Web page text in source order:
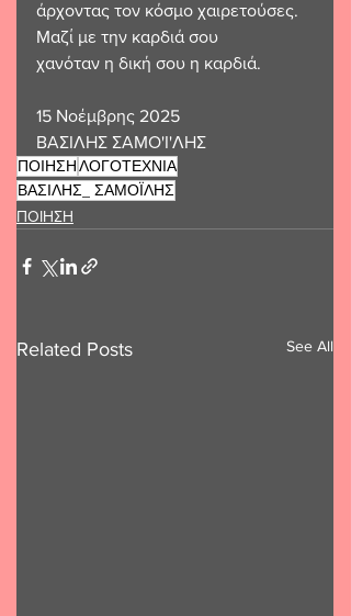
άρχοντας τον κόσμο χαιρετούσες.
Μαζί με την καρδιά σου
χανόταν η δική σου η καρδιά.
15 Νοέμβρης 2025
ΒΑΣΙΛΗΣ ΣΑΜΟ'Ι'ΛΗΣ
ΠΟΙΗΣΗΛΟΓΟΤΕΧΝΙΑ
ΒΑΣΙΛΗΣ_ ΣΑΜΟΪΛΗΣ
ΠΟΙΗΣΗ
Related Posts See All